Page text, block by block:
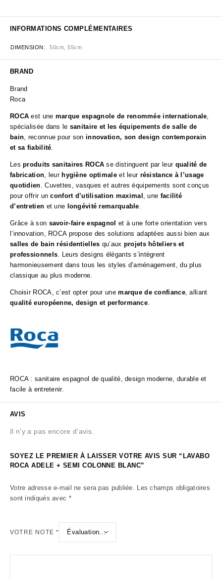
INFORMATIONS COMPLÉMENTAIRES
DIMENSION 50cm, 55cm
BRAND
Brand
Roca
ROCA est une marque espagnole de renommée internationale
spécialisée dans le sanitaire et les équipements de salle de
bain , reconnue pour soninnovation, son design contemporain
et sa fiabilité
Lesproduits sanitaires ROCA se distinguent par leur qualité de
fabrication , leur hygiène optimaleet leur résistance à l’usage
quotidien . Cuvettes, vasques et autres équipements sont conçus
pour offrir unconfort d’utilisation maximal , une facilité
d’entretien et une longévité remarquable
Grâce à son savoir-faire espagnol et à une forte orientation vers
l’innovation, ROCA propose des solutions adaptées aussi bien aux
salles de bain résidentielles qu’aux projets hôteliers et
professionnels . Leurs designs élégants s’intègrent
harmonieusement dans tous les styles d’aménagement, du plus
classique au plus moderne.
Choisir ROCA, c’est opter pour unemarque de confiance, alliant
qualité européenne, design et performance
ROCA : sanitaire espagnol de qualité, design moderne, durable et
facile à entretenir.
AVIS
Il n’y a pas encore d’avis.
SOYEZ LE PREMIER À LAISSER VOTRE AVIS SUR “LAVABO
ROCA ADELE + SEMI COLONNE BLANC”
Votre adresse e-mail ne sera pas publiée.
Les champs obligatoires
sont indiqués avec *
VOTRE NOTE*